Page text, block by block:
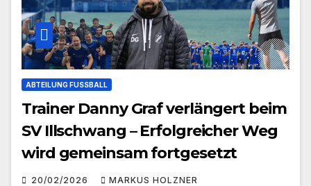
ABTEILUNG FUSSBALL
Trainer Danny Graf verlängert beim
SV Illschwang – Erfolgreicher Weg
wird gemeinsam fortgesetzt
20/02/2026 MARKUS HOLZNER